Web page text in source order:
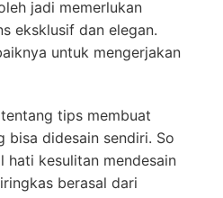
jadi memerlukan
eksklusif dan elegan.
untuk mengerjakan
tips membuat
bisa didesain sendiri. So
kesulitan mendesain
berasal dari